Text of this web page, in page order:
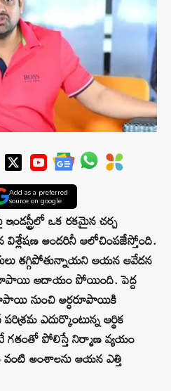
Add as a preferred
source on google
ఒక రకమైన చర్చ
విశ్లేషణ అందరినీ ఆలోచింపజేస్తోంది.
తగ్గిపోతున్నాయని ఆయన ఆవేదన
రూపాయి ఆదాయం పోయింది. పెద్ద
నుంచి అర్ధరూపాయికి
ఎదుర్కొంటున్న ఆర్థిక
గతంతో పోలిస్తే నిర్మాణ వ్యయం
అంశాలను ఆయన ఎత్తి